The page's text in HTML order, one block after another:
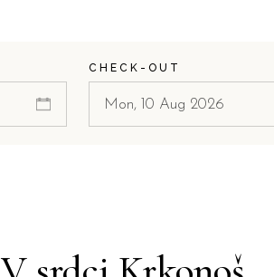
CHECK-OUT